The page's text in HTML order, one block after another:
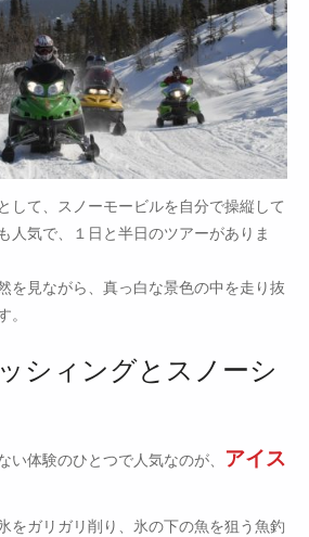
して、スノーモービルを自分で操縦して
人気で、１日と半日のツアーがありま
を見ながら、真っ白な景色の中を走り抜
。
シィングとスノーシ
い体験のひとつで人気なのが、
アイス
をガリガリ削り、氷の下の魚を狙う魚釣